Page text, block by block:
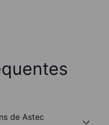
de Astec